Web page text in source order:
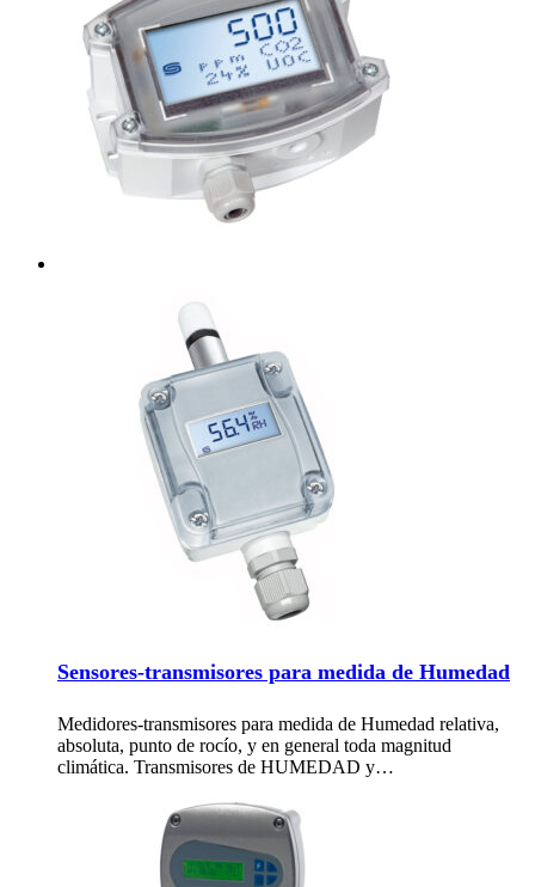
Sensores-transmisores para medida de Humedad
Medidores-transmisores para medida de Humedad relativa,
absoluta, punto de rocío, y en general toda magnitud
climática. Transmisores de HUMEDAD y…